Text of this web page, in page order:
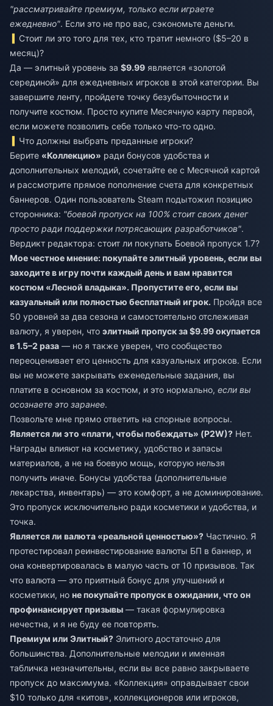
"рассматривайте премиум, только если играете
ежедневно". Если это не про вас, сэкономьте деньги.
Стоит ли это того для тех, кто тратит немного ($5–20 в
месяц)?
Да — элитный уровень за $9.99 является «золотой
серединой» для ежедневных игроков в этой категории. Вы
завершите ленту, пройдете точку безубыточности и
получите костюм. Просто купите Месячную карту первой,
если можете позволить себе только что-то одно.
Что должны выбрать преданные игроки?
Берите «Коллекцию» ради бонусов удобства и
дополнительных мелодий, сочетайте ее с Месячной картой
и рассмотрите прямое пополнение счета для конкретных
баннеров. Один пользователь Steam подытожил позицию
сторонника: "боевой пропуск на 100% стоит своих денег
просто ради поддержки потрясающих разработчиков".
Вердикт редактора: стоит ли покупать Боевой пропуск 1.7?
Мое честное мнение: покупайте элитный уровень, если вы
заходите в игру почти каждый день и вам нравится
костюм «Лесной владыка». Пропустите его, если вы
казуальный или полностью бесплатный игрок. Пройдя все
50 уровней за два сезона и самостоятельно отслеживая
валюту, я уверен, что элитный пропуск за $9.99 окупается
в 1.5–2 раза — но я также уверен, что сообщество
переоценивает его ценность для казуальных игроков. Если
вы не можете закрывать еженедельные задания, вы
платите в основном за костюм, и это нормально, если вы
осознаете это заранее.
Позвольте мне прямо ответить на спорные вопросы.
Является ли это «плати, чтобы побеждать» (P2W)? Нет.
Награды влияют на косметику, удобство и запасы
материалов, а не на боевую мощь, которую нельзя
получить иначе. Бонусы удобства (дополнительные
лекарства, инвентарь) — это комфорт, а не доминирование.
Это пропуск исключительно ради косметики и удобства, и
точка.
Является ли валюта «реальной ценностью»? Частично. Я
протестировал реинвестирование валюты БП в баннер, и
она конвертировалась в малую часть от 10 призывов. Так
что валюта — это приятный бонус для улучшений и
косметики, но не покупайте пропуск в ожидании, что он
профинансирует призывы — такая формулировка
нечестна, и я не буду ее повторять.
Премиум или Элитный? Элитного достаточно для
большинства. Дополнительные мелодии и именная
табличка незначительны, если вы все равно закрываете
пропуск до максимума. «Коллекция» оправдывает свои
$10 только для «китов», коллекционеров или игроков,